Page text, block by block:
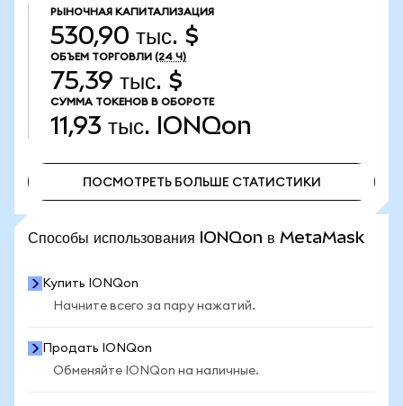
РЫНОЧНАЯ КАПИТАЛИЗАЦИЯ
530,90 тыс. $
ОБЪЕМ ТОРГОВЛИ (24 Ч)
75,39 тыс. $
СУММА ТОКЕНОВ В ОБОРОТЕ
11,93 тыс. IONQon
ПОСМОТРЕТЬ БОЛЬШЕ СТАТИСТИКИ
Способы использования IONQon в MetaMask
Купить IONQon
Начните всего за пару нажатий.
Продать IONQon
Обменяйте IONQon на наличные.